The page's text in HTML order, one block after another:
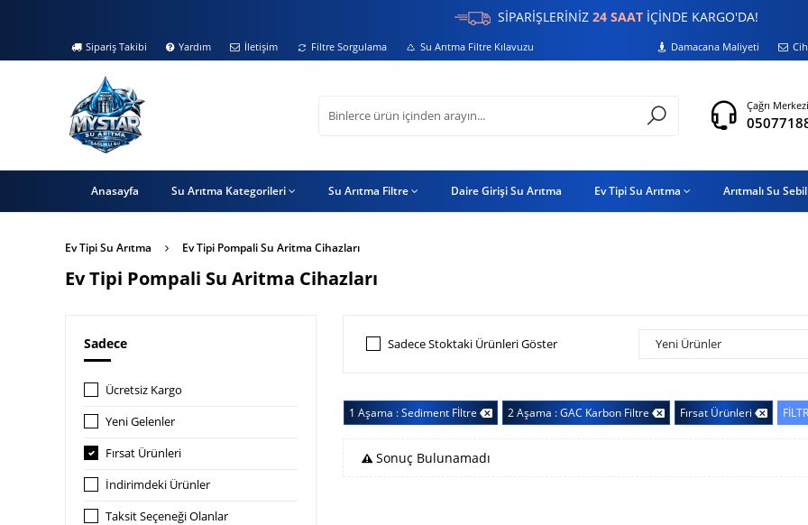
SİPARİŞLERİNİZ 24 SAATİÇİNDE KARGO'DA!
Sipariş Takibi Yardım İletişim Filtre Sorgulama Su Arıtma Filtre Kılavuzu Damacana Maliyeti
Çağrı Merkezi
Anasayfa Su Arıtma Kategorileri Su Arıtma Filtre Daire Girişi Su Arıtma Ev Tipi Su Arıtma Arıtmalı Su
Ev Tipi Su Arıtma Ev Tipi Pompali Su Aritma Cihazları
Ev Tipi Pompali Su Aritma Cihazları
Sadece
Ücretsiz Kargo
Yeni Gelenler
Fırsat Ürünleri
İndirimdeki Ürünler
Taksit Seçeneği Olanlar
Sadece Stoktaki Ürünleri Göster Yeni Ürünler
1 Aşama : Sediment Fİltre 2 Aşama : GAC Karbon Filtre Fırsat Ürünleri
Sonuç Bulunamadı